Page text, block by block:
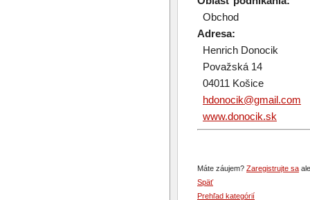
Obchod
Adresa:
Henrich Donocik
Považská 14
04011 Košice
hdonocik@gmail.com
www.donocik.sk
Máte záujem? Zaregistrujte sa
Späť
Prehľad kategórií